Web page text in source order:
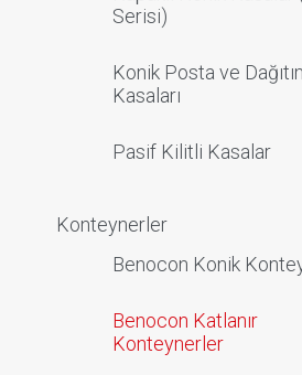
Serisi)
Konik Posta ve
Kasaları
Pasif Kilitli Kasalar
Konteynerler
Benocon Konik
Benocon Katlanır
Konteynerler